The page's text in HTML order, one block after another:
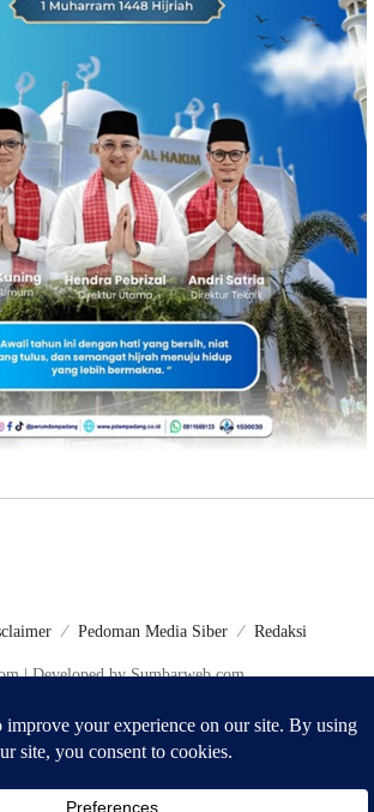
Pedoman Media Siber Redaksi
| Developed by Sumbarweb.com